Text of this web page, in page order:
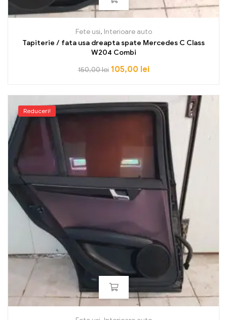
Fete usi, Interioare auto
Tapiterie / fata usa dreapta spate Mercedes C Class
W204 Combi
150,00lei 105,00 lei
Reduceri!